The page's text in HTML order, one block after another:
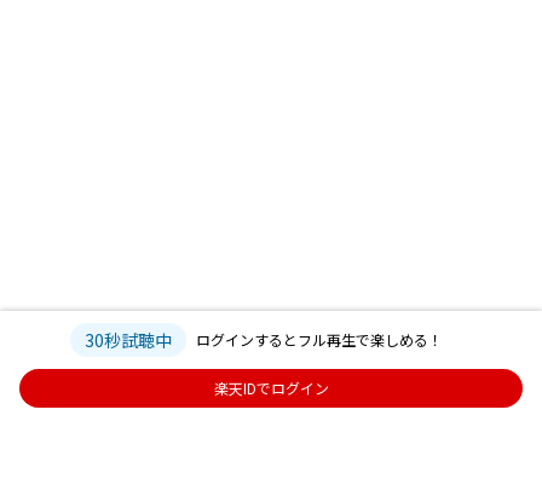
30秒試聴中 ログインするとフル再生で楽しめる！
楽天IDでログイン